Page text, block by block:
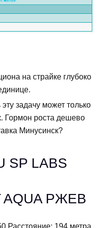
на страйке глубоко
задачу может только
Гормон роста дешево
Минусинск?
SP LABS
AQUA РЖЕВ
Расстояние: 194 метра